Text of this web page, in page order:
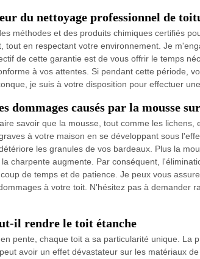
du nettoyage professionnel de
méthodes et des produits chimiques certifiés
tout en respectant votre environnement. Je
de cette garantie est de vous offrir le temps
à vos attentes. Si pendant cette période,
je suis à votre disposition pour effectuer
dommages causés par la mousse
savoir que la mousse, tout comme les
à votre maison en se développant sous
les granules de vos bardeaux. Plus la
charpente augmente. Par conséquent,
de temps et de patience. Je peux vous
à votre toit. N'hésitez pas à demander
il rendre le toit étanche
pente, chaque toit a sa particularité unique. La
avoir un effet dévastateur sur les matériaux